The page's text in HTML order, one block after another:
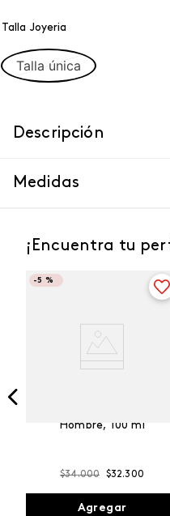
Talla Joyeria
Talla única
Descripción
Medidas
¡Encuentra tu
-5 %
Hombre, 100 ml
$34.000 $32.300
Agregar